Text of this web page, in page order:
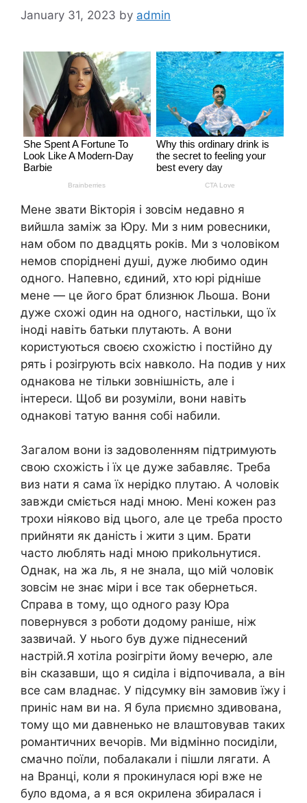
January 31, 2023 by admin
Мене звати Вікторія і зовсім недавно я
вийшла заміж за Юру. Ми з ним ровесники,
нам обом по двадцять років. Ми з чоловіком
немов споріднені душі, дуже любимо один
одного. Напевно, єдиний, хто юрі рідніше
мене — це його брат близнюк Льоша. Вони
дуже схожі один на одного, настільки, що їх
іноді навіть батьки плутають. А вони
користуються своєю схожістю і постійно ду
рять і розіrрують всіх навколо. На подив у них
однакова не тільки зовнішність, але і
інтереси. Щоб ви розуміли, вони навіть
однакові татую вання собі набили.
Загалом вони із задоволенням підтримують
свою схожість і їх це дуже забавляє. Треба
виз нати я сама їх нерідко плутаю. А чоловік
завжди сміється наді мною. Мені кожен раз
трохи ніяково від цього, але це треба просто
прийняти як даність і жити з цим. Брати
часто люблять наді мною приkольнутися.
Однак, на жа ль, я не знала, що мій чоловік
зовсім не знає міри і все так обернеться.
Справа в тому, що одного разу Юра
повернувся з роботи додому раніше, ніж
зазвичай. У нього був дуже піднесений
настрій.Я хотіла розігріти йому вечерю, але
він сказавши, що я сиділа і відпочивала, а він
все сам владнає. У підсумку він замовив їжу і
приніс нам ви на. Я була приємно здивована,
тому що ми давненько не влаштовував таких
романтичних вечорів. Ми відмінно посиділи,
смачно поїли, побалакали і пішли лягати. А
на Вранці, коли я прокинулася юрі вже не
було вдома, а я вся окрилена збиралася і